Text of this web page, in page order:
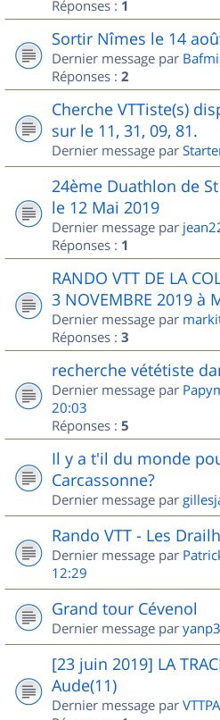
Réponses : 1
Sortir Nîmes le 14
Dernier message par
Réponses : 2
Cherche VTTiste(s)
sur le 11, 31, 09, 81.
Dernier message par
24ème Duathlon de
le 12 Mai 2019
Dernier message par
Réponses : 1
RANDO VTT DE LA
3 NOVEMBRE 2019 à
Dernier message par
Réponses : 3
recherche vététiste
Dernier message par
20:03
Réponses : 5
Il y a t'il du monde
Carcassonne?
Dernier message par
Rando VTT - Les
Dernier message par
12:29
Grand tour Cévenol
Dernier message par
[23 juin 2019] LA
Aude(11)
Dernier message par